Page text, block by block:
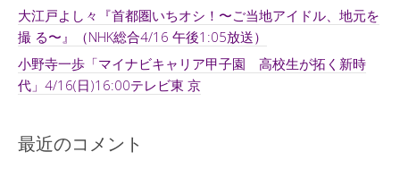
大江戸よし々『首都圏いちオシ！〜ご当地アイドル、地元を
撮 る〜』（NHK総合4/16 午後1:05放送）
小野寺一歩「マイナビキャリア甲子園 高校生が拓く新時
代」4/16(日)16:00テレビ東 京
最近のコメント